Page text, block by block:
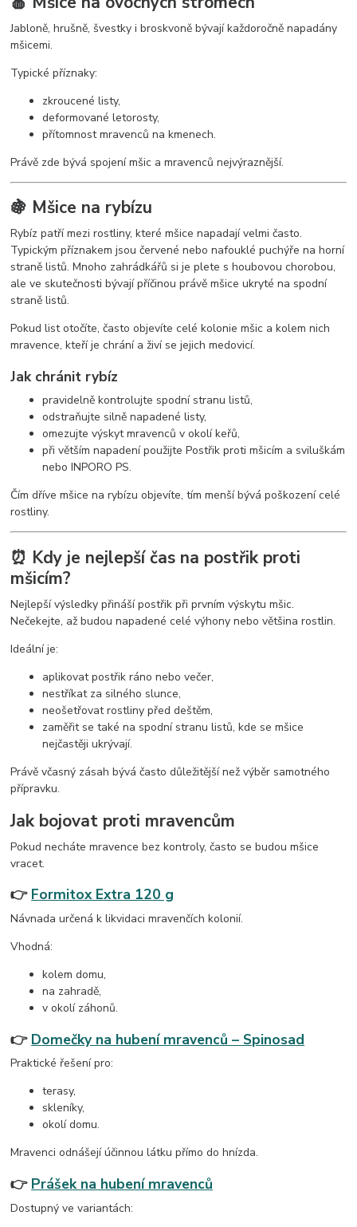
Jabloně, hrušně, švestky i broskvoně bývají každoročně napadány
mšicemi.
Typické příznaky:
zkroucené listy,
deformované letorosty,
přítomnost mravenců na kmenech.
Právě zde bývá spojení mšic a mravenců nejvýraznější.
🍇 Mšice na rybízu
Rybíz patří mezi rostliny, které mšice napadají velmi často.
Typickým příznakem jsou červené nebo nafouklé puchýře na horní
straně listů. Mnoho zahrádkářů si je plete s houbovou chorobou,
ale ve skutečnosti bývají příčinou právě mšice ukryté na spodní
straně listů.
Pokud list otočíte, často objevíte celé kolonie mšic a kolem nich
mravence, kteří je chrání a živí se jejich medovicí.
Jak chránit rybíz
pravidelně kontrolujte spodní stranu listů,
odstraňujte silně napadené listy,
omezujte výskyt mravenců v okolí keřů,
při větším napadení použijte Postřik proti mšicím a sviluškám
nebo INPORO PS.
Čím dříve mšice na rybízu objevíte, tím menší bývá poškození celé
rostliny.
⏰ Kdy je nejlepší čas na postřik proti
mšicím?
Nejlepší výsledky přináší postřik při prvním výskytu mšic.
Nečekejte, až budou napadené celé výhony nebo většina rostlin.
Ideální je:
aplikovat postřik ráno nebo večer,
nestříkat za silného slunce,
neošetřovat rostliny před deštěm,
zaměřit se také na spodní stranu listů, kde se mšice
nejčastěji ukrývají.
Právě včasný zásah bývá často důležitější než výběr samotného
přípravku.
Jak bojovat proti mravencům
Pokud necháte mravence bez kontroly, často se budou mšice
vracet.
👉 Formitox Extra 120 g
Návnada určená k likvidaci mravenčích kolonií.
Vhodná:
kolem domu,
na zahradě,
v okolí záhonů.
👉 Domečky na hubení mravenců – Spinosad
Praktické řešení pro:
terasy,
skleníky,
okolí domu.
Mravenci odnášejí účinnou látku přímo do hnízda.
👉 Prášek na hubení mravenců
Dostupný ve variantách: